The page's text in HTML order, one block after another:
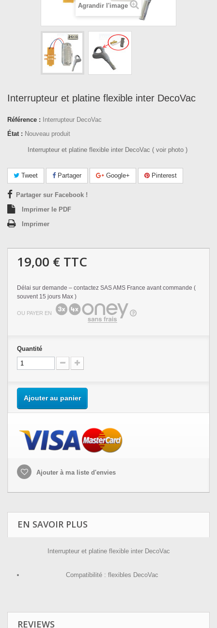
Agrandir l'image
Interrupteur et platine flexible inter DecoVac
Référence :
Interrupteur DecoVac
État : Nouveau produit
Interrupteur et platine flexible inter DecoVac ( voir photo )
Tweet Partager Google+ Pinterest
Partager sur Facebook !
Imprimer le PDF
Imprimer
19,00 € TTC
Délai sur demande – contactez SAS AMS France avant commande (
souvent 15 jours Max )
OU PAYER EN
Quantité
Ajouter au panier
Ajouter à ma liste d'envies
EN SAVOIR PLUS
Interrupteur et platine flexible inter DecoVac
Compatibilité : flexibles DecoVac
REVIEWS